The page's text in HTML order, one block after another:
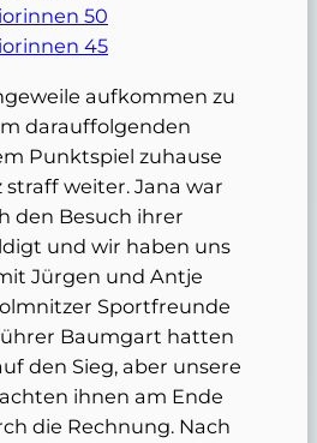
50
45
aufkommen zu
darauffolgenden
Punktspiel zuhause
weiter. Jana war
den Besuch ihrer
und wir haben uns
Jürgen und Antje
Sportfreunde
Baumgart hatten
den Sieg, aber unsere
ihnen am Ende
die Rechnung. Nach